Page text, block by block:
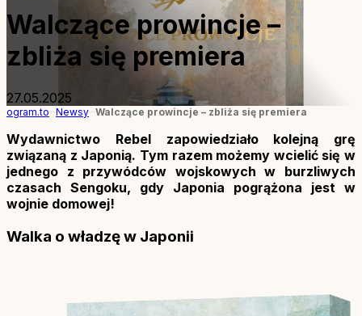
Walczące prowincje –
zbliża się premiera
27.05.2025
ogram.to Newsy Walczące prowincje – zbliża się premiera
Wydawnictwo Rebel zapowiedziało kolejną grę
związaną z Japonią. Tym razem możemy wcielić się w
jednego z przywódców wojskowych w burzliwych
czasach Sengoku, gdy Japonia pogrążona jest w
wojnie domowej!
Walka o władzę w Japonii